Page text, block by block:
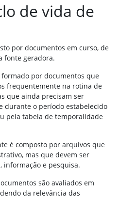
de vida de
por documentos em curso, de
fonte geradora.
por documentos que
frequentemente na rotina de
que ainda precisam ser
durante o período estabelecido
pela tabela de temporalidade
é composto por arquivos que
mas que devem ser
informação e pesquisa.
são avaliados em
da relevância das